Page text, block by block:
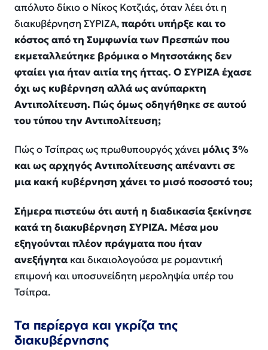
απόλυτο δίκιο ο Νίκος Κοτζιάς, όταν λέει ότι η
διακυβέρνηση ΣΥΡΙΖΑ,παρότι υπήρξε και το
κόστος από τη Συμφωνία των Πρεσπών που
εκμεταλλεύτηκε βρόμικα ο Μητσοτάκης δεν
φταίει για ήταν αιτία της ήττας. Ο ΣΥΡΙΖΑ έχασε
όχι ως κυβέρνηση αλλά ως ανύπαρκτη
Αντιπολίτευση. Πώς όμως οδηγήθηκε σε αυτού
του τύπου την Αντιπολίτευση;
Πώς ο Τσίπρας ως πρωθυπουργός χάνει μόλις 3%
και ως αρχηγός Αντιπολίτευσης απέναντι σε
μια κακή κυβέρνηση χάνει το μισό ποσοστό του;
Σήμερα πιστεύω ότι αυτή η διαδικασία ξεκίνησε
κατά τη διακυβέρνηση ΣΥΡΙΖΑ. Μέσα μου
εξηγούνται πλέον πράγματα που ήταν
ανεξήγητα και δικαιολογούσα με ρομαντική
επιμονή και υποσυνείδητη μεροληψία υπέρ του
Τσίπρα.
Τα περίεργα και γκρίζα της
διακυβέρνησης